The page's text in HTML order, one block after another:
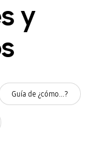
y
Guía de ¿cómo...?